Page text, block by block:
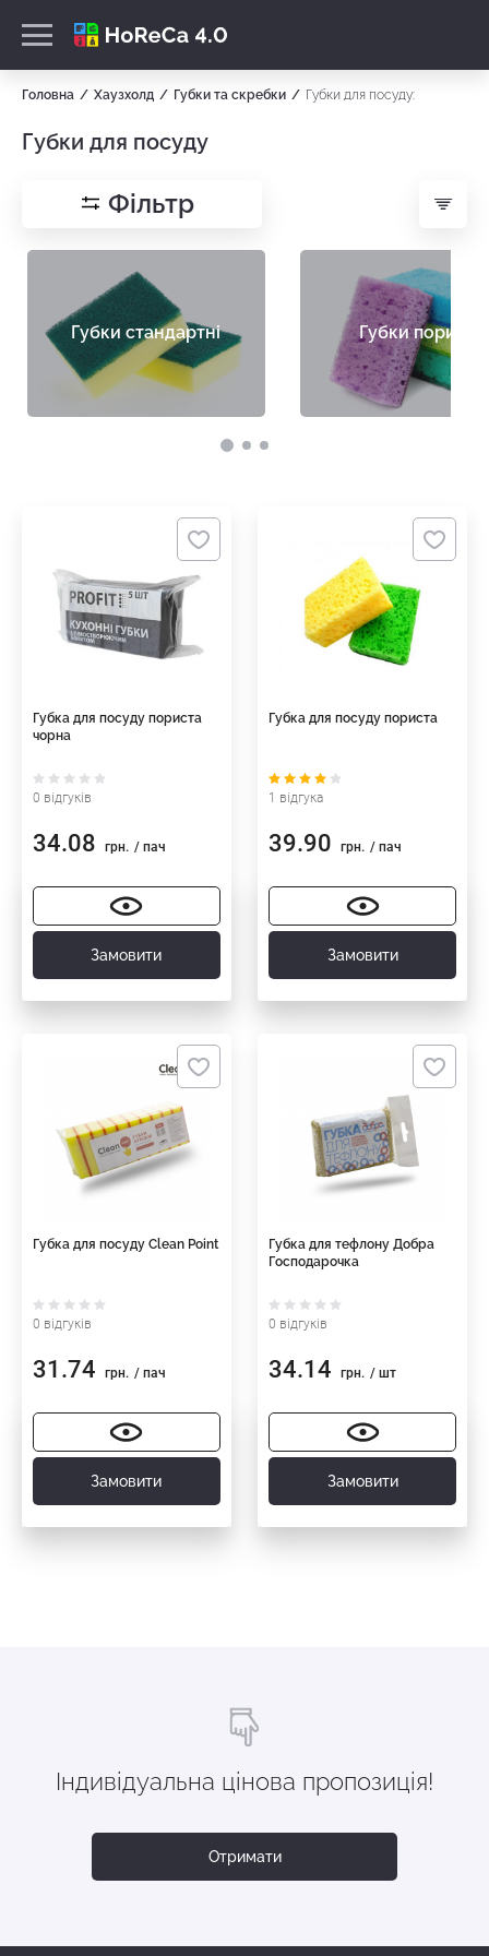
Головна Хаузхолд Губки та скребки Губки для посуду:
Губки для посуду
Фільтр
Губки стандартні Губки пористі
Губка для посуду пориста
чорна
0 відгуків
34.08 грн. / пач
Замовити
Губка для посуду пориста
1 відгука
39.90 грн. / пач
Замовити
Губка для посуду Clean Point
0 відгуків
31.74 грн. / пач
Замовити
Губка для тефлону Добра
Господарочка
0 відгуків
34.14 грн. / шт
Замовити
Індивідуальна цінова пропозиція!
Отримати